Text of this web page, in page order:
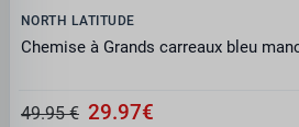
NORTH LATITUDE
Chemise à Grands carreaux bleu
49.95 € 29.97€